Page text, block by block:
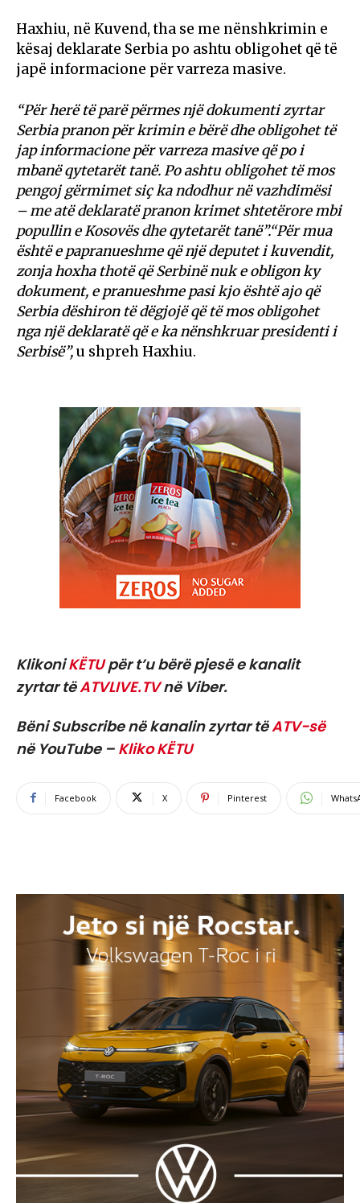
Haxhiu, në Kuvend, tha se me nënshkrimin e
kësaj deklarate Serbia po ashtu obligohet që të
japë informacione për varreza masive.
“Për herë të parë përmes një dokumenti zyrtar
Serbia pranon për krimin e bërë dhe obligohet të
jap informacione për varreza masive që po i
mbanë qytetarët tanë. Po ashtu obligohet të mos
pengoj gërmimet siç ka ndodhur në vazhdimësi
– me atë deklaratë pranon krimet shtetërore mbi
popullin e Kosovës dhe qytetarët tanë”.“Për mua
është e papranueshme që një deputet i kuvendit,
zonja hoxha thotë që Serbinë nuk e obligon ky
dokument, e pranueshme pasi kjo është ajo që
Serbia dëshiron të dëgjojë që të mos obligohet
nga një deklaratë që e ka nënshkruar presidenti i
Serbisë”,u shpreh Haxhiu.
KlikoniKËTUpër t’u bërë pjesë e kanalit
zyrtar tëATVLIVE.TVnë Viber.
Bëni Subscribe në kanalin zyrtar tëATV-së
në YouTube – Kliko KËTU
Facebook X Pinterest